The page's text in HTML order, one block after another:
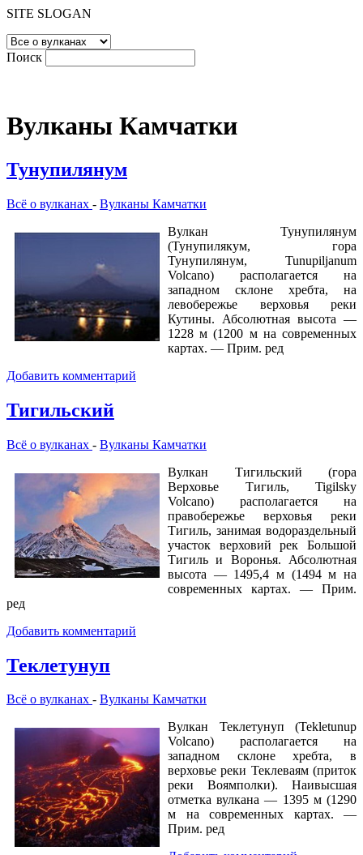
SITE SLOGAN
Поиск
Вулканы Камчатки
Тунупилянум
Всё о вулканах - Вулканы Камчатки
Вулкан Тунупилянум
(Тунупилякум, гора
Тунупилянум, Tunupiljanum
Volcano) располагается на
западном склоне хребта, на
левобережье верховья реки
Кутины. Абсолютная высота —
1228 м (1200 м на современных
картах. — Прим. ред
Добавить комментарий
Тигильский
Всё о вулканах - Вулканы Камчатки
Вулкан Тигильский (гора
Верховье Тигиль, Tigilsky
Volcano) располагается на
правобережье верховья реки
Тигиль, занимая водораздельный
участок верховий рек Большой
Тигиль и Воронья. Абсолютная
высота — 1495,4 м (1494 м на
современных картах. — Прим.
ред
Добавить комментарий
Теклетунуп
Всё о вулканах - Вулканы Камчатки
Вулкан Теклетунуп (Tekletunup
Volcano) располагается на
западном склоне хребта, в
верховье реки Теклеваям (приток
реки Воямполки). Наивысшая
отметка вулкана — 1395 м (1290
м на современных картах. —
Прим. ред